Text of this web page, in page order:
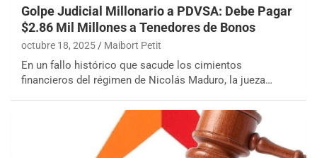
Golpe Judicial Millonario a PDVSA: Debe Pagar
$2.86 Mil Millones a Tenedores de Bonos
octubre 18, 2025 Maibort Petit
En un fallo histórico que sacude los cimientos
financieros del régimen de Nicolás Maduro, la jueza…